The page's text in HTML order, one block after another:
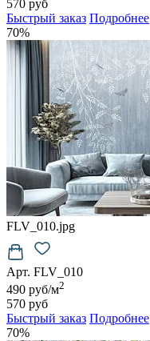
570 руб
Быстрый заказ Подробнее
70%
FLV_010.jpg
Арт. FLV_010
490 руб/м2
570 руб
Быстрый заказ Подробнее
70%